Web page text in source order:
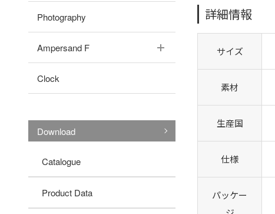
Photography
Ampersand F
Clock
Download
Catalogue
Product Data
詳細情報
サイズ
素材
生産国
仕様
パッケー